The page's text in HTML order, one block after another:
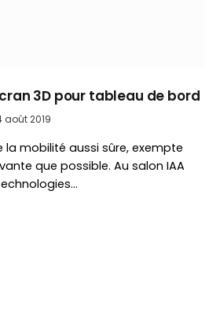
3D pour tableau de bord
août 2019
la mobilité aussi sûre, exempte
que possible. Au salon IAA